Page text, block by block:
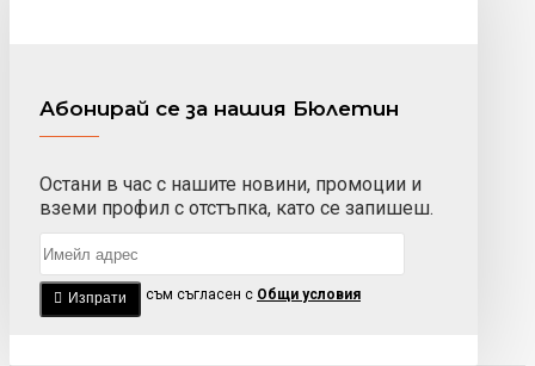
Абонирай се за нашия Бюлетин
Остани в час с нашите новини, промоции и
вземи профил с отстъпка, като се запишеш.
Изпрати
Прочетох и съм съгласен с Общи условия